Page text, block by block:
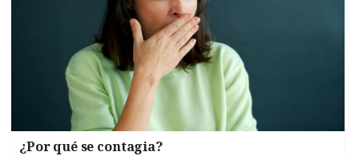
¿Por qué se contagia?